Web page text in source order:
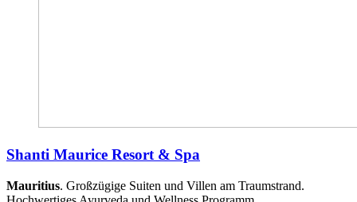
Shanti Maurice Resort & Spa
Mauritius. Großzügige Suiten und Villen am Traumstrand.